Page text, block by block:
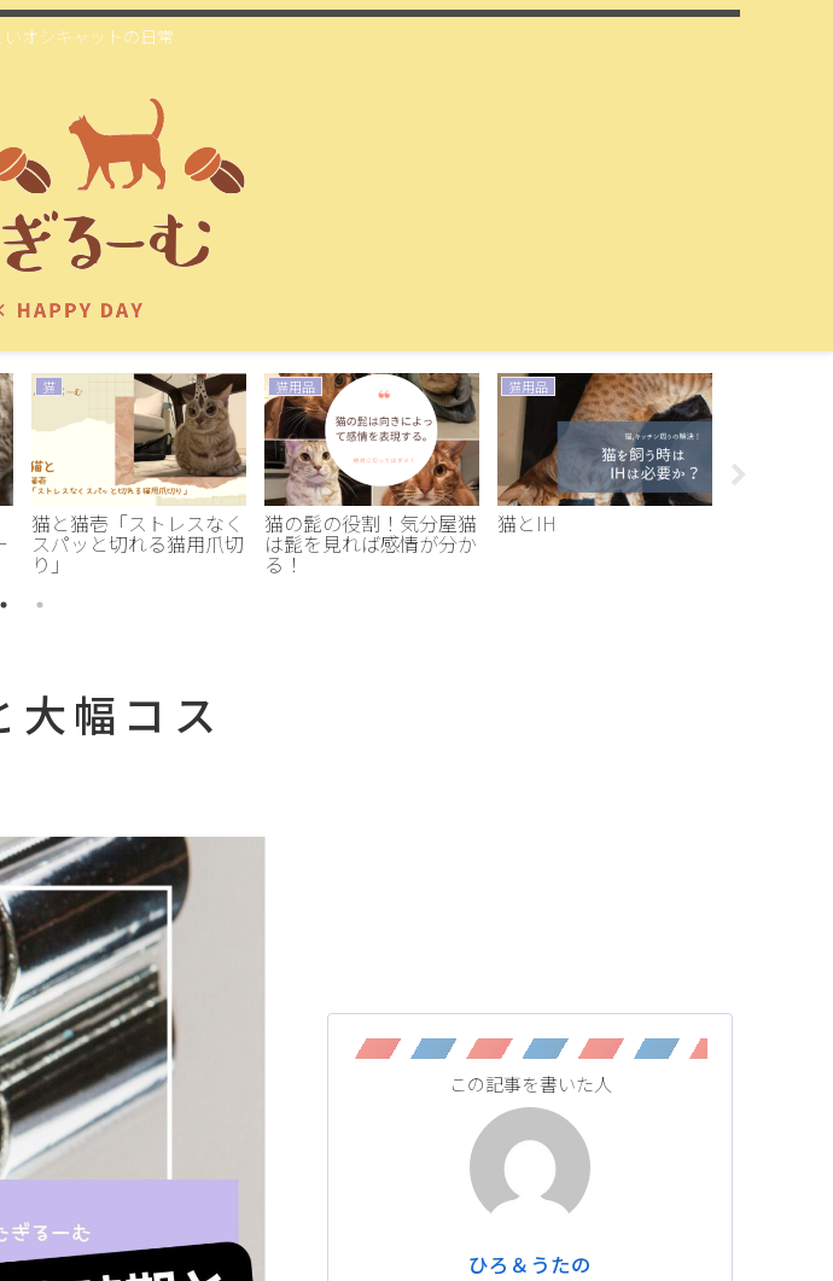
オシキャットの日常
猫
猫と猫壱「ストレスなく
スパッと切れる猫用爪切
り」
猫用品
猫の髭の役割！気分屋猫
は髭を見れば感情が分か
る！
猫用品
猫とIH
幅コス
この記事を書いた人
ひろ＆うたの